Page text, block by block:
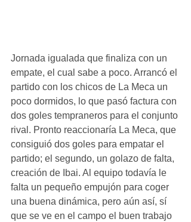
Jornada igualada que finaliza con un
empate, el cual sabe a poco. Arrancó el
partido con los chicos de La Meca un
poco dormidos, lo que pasó factura con
dos goles tempraneros para el conjunto
rival. Pronto reaccionaría La Meca, que
consiguió dos goles para empatar el
partido; el segundo, un golazo de falta,
creación de Ibai. Al equipo todavía le
falta un pequeño empujón para coger
una buena dinámica, pero aún así, sí
que se ve en el campo el buen trabajo